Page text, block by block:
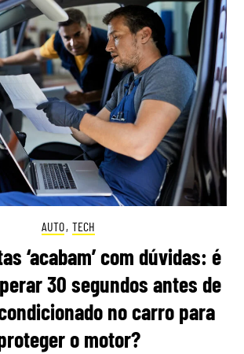
AUTO, TECH
‘acabam’ com dúvidas: é
30 segundos antes de
no carro para
o motor?